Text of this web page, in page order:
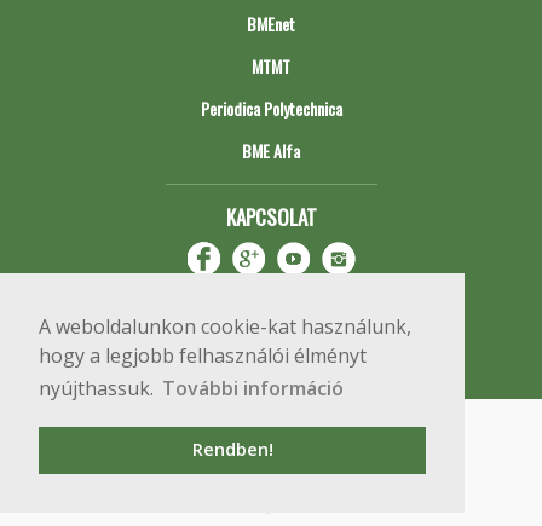
A weboldalunkon cookie-kat használunk,
hogy a legjobb felhasználói élményt
nyújthassuk. További információ
Rendben!
BMEnet
MTMT
Periodica Polytechnica
BME Alfa
KAPCSOLAT
Copyright © 2020 BME Építőmérnöki Kar
1111 Budapest, Műegyetem rkp. 3.